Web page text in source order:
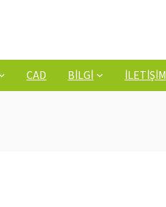
CAD BILGI İLETIŞIM